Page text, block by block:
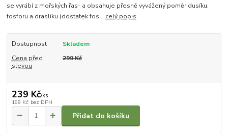
se vyrábí z mořských řas- a obsahuje přesně vyvážený poměr dusíku,
fosforu a draslíku (dostatek fos... celý popis
Dostupnost
Skladem
Cena před
slevou
299 Kč
239 Kč/ks
198 Kč bez DPH
Přidat do košíku